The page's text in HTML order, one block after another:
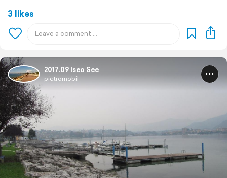
3 likes
2017.09 Iseo See
pietromobil